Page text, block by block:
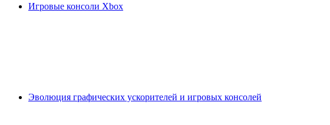
Игровые консоли Xbox
Эволюция графических ускорителей и игровых консолей